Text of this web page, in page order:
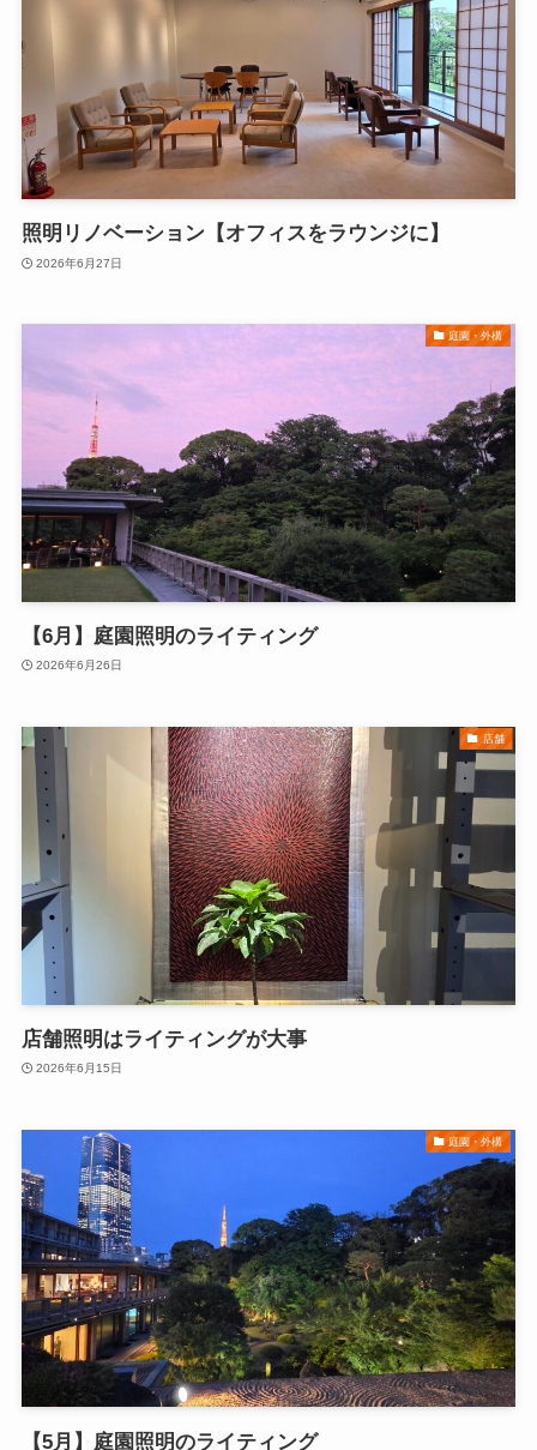
照明リノベーション【オフィスをラウンジに】
2026年6月27日
庭園・外構
【6月】庭園照明のライティング
2026年6月26日
店舗
店舗照明はライティングが大事
2026年6月15日
庭園・外構
【5月】庭園照明のライティング